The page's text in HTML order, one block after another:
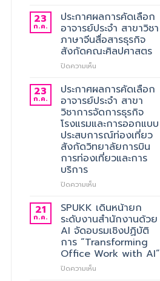
การ
สั่ง
จอง
ชุด
ครุย
ประจำ
การ
ศึกษา
2568
23
ก.ค.
ประกาศผลการคัดเลือก
อาจารย์ประจำ สาขาวิชา
ภาษาจีนสื่อสารธุรกิจ
สังกัดคณะศิลปศาสตร
ปิดความเห็นบน
ผล
การ
คัด
เลือก
อาจารย์
ประจำ
สาขา
วิชา
สื่อสาร
สังกัด
คณะ
ศิลป
ศาสตร
23
ก.ค.
ประกาศผลการคัดเลือก
อาจารย์ประจำ สาขา
วิชาการจัดการธุรกิจ
โรงแรมและการออกแบบ
ประสบการณ์ท่องเที่ยว
สังกัดวิทยาลัยการบิน
การท่องเที่ยวและการ
บริการ
ปิดความเห็นบน
ผล
การ
คัด
เลือก
อาจารย์
ประจำ
สาขา
21
ก.ค.
SPUKK เดินหน้ายก
ระดับงานสำนักงานด้วย
AI จัดอบรมเชิงปฏิบัติ
การ “Transforming
Office Work with AI”
ปิดความเห็นบน